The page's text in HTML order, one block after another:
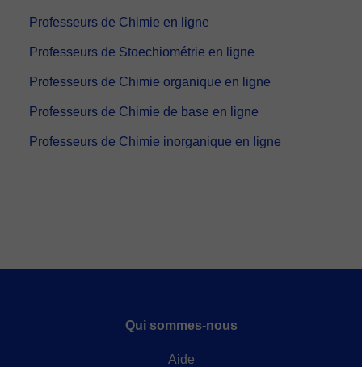
Professeurs de Chimie en ligne
Professeurs de Stoechiométrie en ligne
Professeurs de Chimie organique en ligne
Professeurs de Chimie de base en ligne
Professeurs de Chimie inorganique en ligne
Qui sommes-nous
Aide